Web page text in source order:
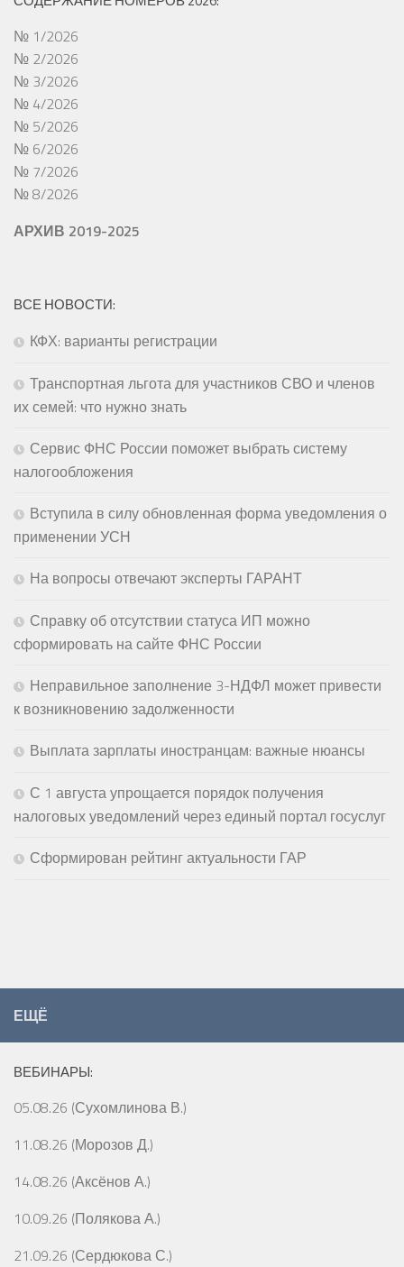
№ 1/2026
№ 2/2026
№ 3/2026
№ 4/2026
№ 5/2026
№ 6/2026
№ 7/2026
№ 8/2026
АРХИВ 2019-2025
ВСЕ НОВОСТИ:
КФХ: варианты регистрации
Транспортная льгота для участников СВО и членов
их семей: что нужно знать
Сервис ФНС России поможет выбрать систему
налогообложения
Вступила в силу обновленная форма уведомления о
применении УСН
На вопросы отвечают эксперты ГАРАНТ
Справку об отсутствии статуса ИП можно
сформировать на сайте ФНС России
Неправильное заполнение 3-НДФЛ может привести
к возникновению задолженности
Выплата зарплаты иностранцам: важные нюансы
С 1 августа упрощается порядок получения
налоговых уведомлений через единый портал госуслуг
Сформирован рейтинг актуальности ГАР
ЕЩЁ
ВЕБИНАРЫ:
05.08.26 (Сухомлинова В.)
11.08.26 (Морозов Д.)
14.08.26 (Аксёнов А.)
10.09.26 (Полякова А.)
21.09.26 (Сердюкова С.)